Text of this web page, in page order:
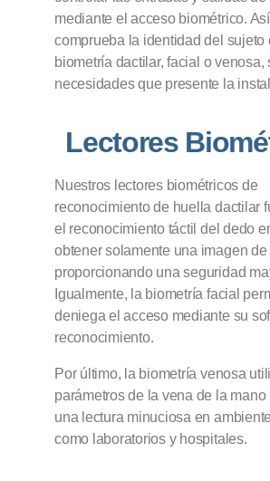
mediante el acceso biométrico.
comprueba la identidad del sujeto
biometría dactilar, facial o venosa,
necesidades que presente la
Lectores
Nuestros lectores biométricos de
reconocimiento de huella dactilar
el reconocimiento táctil del dedo
obtener solamente una imagen
proporcionando una seguridad
Igualmente, la biometría facial
deniega el acceso mediante su
reconocimiento.
Por último, la biometría venosa
parámetros de la vena de la
una lectura minuciosa en
como laboratorios y hospitales.